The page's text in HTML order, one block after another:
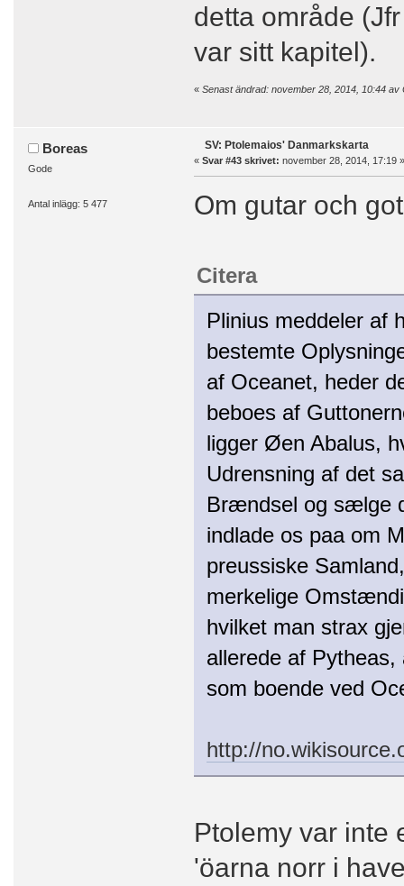
detta område
var sitt kapitel).
« Senast ändrad: november 28, 2014, 10:44 av
Boreas
Gode
Antal inlägg: 5 477
SV: Ptolemaios' Danmarkskarta
« Svar #43 skrivet: november 28, 2014, 17:19 »
Om gutar och
Citera
Plinius meddeler af
bestemte
af Oceanet, heder
beboes af
ligger Øen Abalus,
Udrensning af det
Brændsel og sælge
indlade os paa om
preussiske
merkelige
hvilket man strax
allerede af
som boende ved
http://
Ptolemy var inte
'öarna norr i